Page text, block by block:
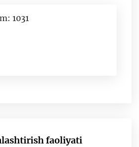
1031
faoliyati